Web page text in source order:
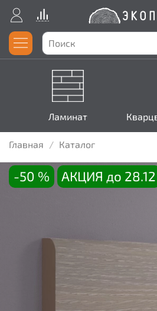
Ламинат
Главная Каталог
-50 % АКЦИЯ до 28.12